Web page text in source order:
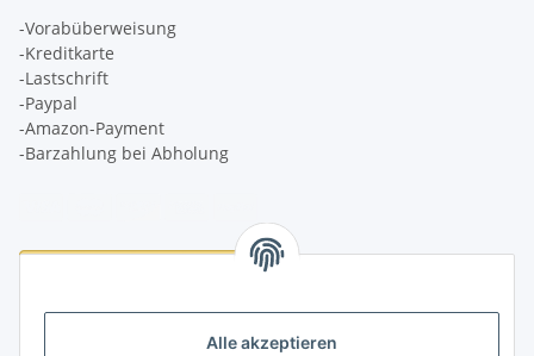
Alle akzeptieren
-Vorabüberweisung
-Kreditkarte
-Lastschrift
-Paypal
-Amazon-Payment
-Barzahlung bei Abholung